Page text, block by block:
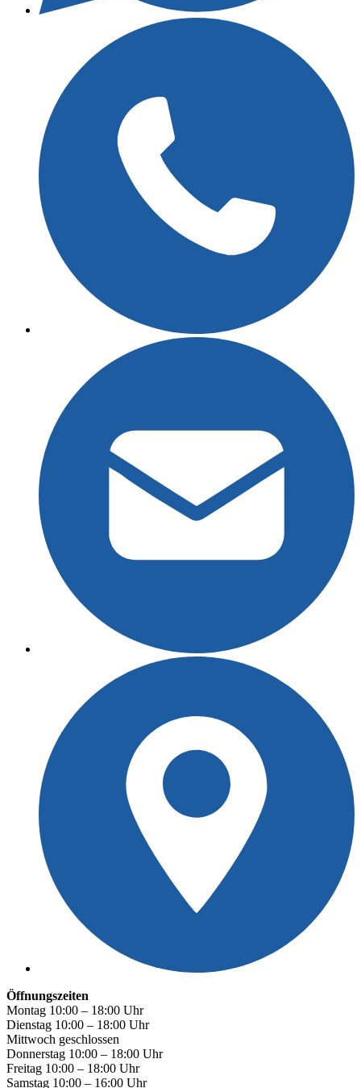
Öffnungszeiten
Montag 10:00 – 18:00 Uhr
Dienstag 10:00 – 18:00 Uhr
Mittwoch geschlossen
Donnerstag 10:00 – 18:00 Uhr
Freitag 10:00 – 18:00 Uhr
Samstag 10:00 – 16:00 Uhr